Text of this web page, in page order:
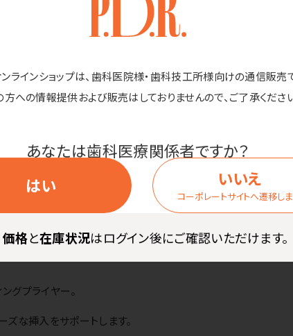
ラインショップは、歯科医院様・歯科技工所様向けの通信販売
方への情報提供および販売はしておりませんので、ご了承くださ
あなたは歯科医療関係者ですか？
はい
いいえ
コーポレートサイトへ遷移し
価格と在庫状況はログイン後にご確認いただけます。
全長
1本 147mm 価
商品詳細
グプライヤー。
ズな挿入をサポートします。